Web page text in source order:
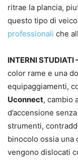
ritrae la plancia,
questo tipo di
professionali che
INTERNI STUDIATI
color rame e una
equipaggiamenti,
Uconnect, cambio
d’accensione
strumenti,
binocolo ossia una
vengono dislocati